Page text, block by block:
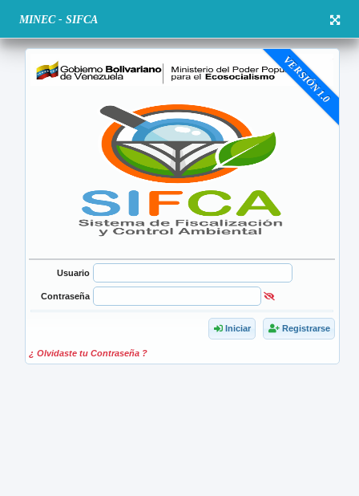
VERSIÓN 1.0
Usuario
Contraseña
Iniciar Registrarse
¿ Olvidaste tu Contraseña ?
MINEC - SIFCA